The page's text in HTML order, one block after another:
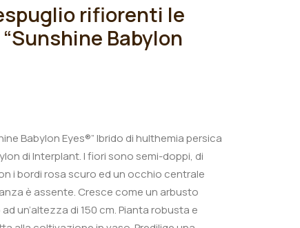
rifiorenti le
Babylon
Babylon Eyes®” Ibrido di hulthemia persica
di Interplant. I fiori sono semi-doppi, di
i bordi rosa scuro ed un occhio centrale
è assente. Cresce come un arbusto
un’altezza di 150 cm. Pianta robusta e